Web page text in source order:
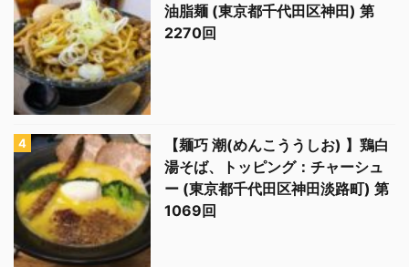
油脂麺 (東京都千代田区神田) 第
2270回
【麺巧 潮(めんこううしお) 】鶏白
湯そば、トッピング：チャーシュ
ー (東京都千代田区神田淡路町) 第
1069回